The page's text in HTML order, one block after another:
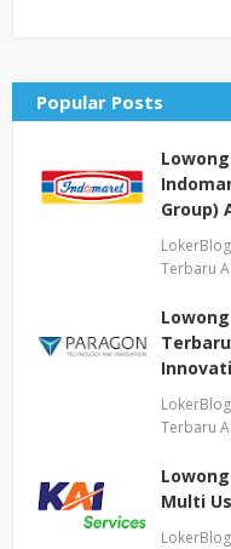
Popular Posts
Group)
Terbaru
Terbaru
Multi